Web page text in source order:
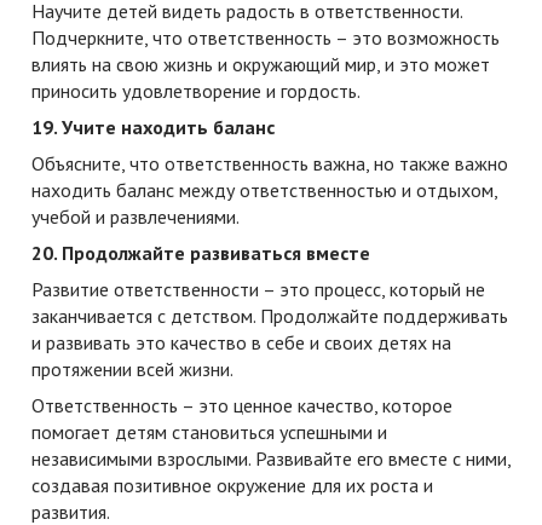
Научите детей видеть радость в ответственности.
Подчеркните, что ответственность – это возможность
влиять на свою жизнь и окружающий мир, и это может
приносить удовлетворение и гордость.
19. Учите находить баланс
Объясните, что ответственность важна, но также важно
находить баланс между ответственностью и отдыхом,
учебой и развлечениями.
20. Продолжайте развиваться вместе
Развитие ответственности – это процесс, который не
заканчивается с детством. Продолжайте поддерживать
и развивать это качество в себе и своих детях на
протяжении всей жизни.
Ответственность – это ценное качество, которое
помогает детям становиться успешными и
независимыми взрослыми. Развивайте его вместе с ними,
создавая позитивное окружение для их роста и
развития.